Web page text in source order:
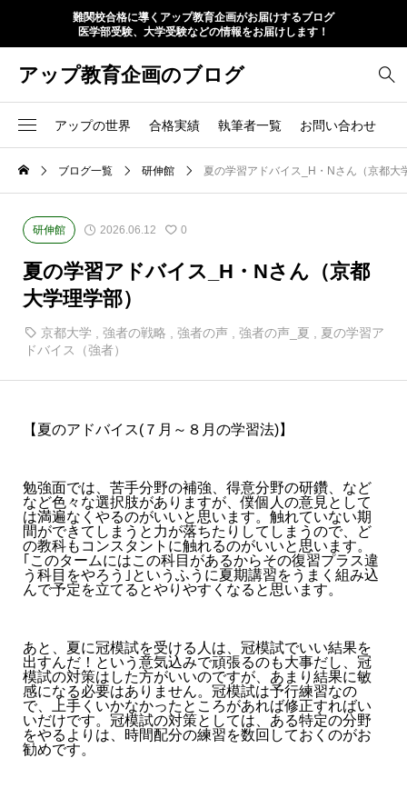
難関校合格に導くアップ教育企画がお届けするブログ
医学部受験、大学受験などの情報をお届けします！
アップ教育企画のブログ
アップの世界 合格実績 執筆者一覧 お問い合わせ
ブログ一覧 研伸館 夏の学習アドバイス_H・Nさん（京都大
研伸館 2026.06.12 0
夏の学習アドバイス_H・Nさん（京都
大学理学部）
京都大学 強者の戦略 強者の声 強者の声_夏
夏の学習ア
ドバイス（強者）
【夏のアドバイス(７月～８月の学習法)】
勉強面では、苦手分野の補強、得意分野の研鑽、など
など色々な選択肢がありますが、僕個人の意見として
は満遍なくやるのがいいと思います。触れていない期
間ができてしまうと力が落ちたりしてしまうので、ど
の教科もコンスタントに触れるのがいいと思います。
｢このタームにはこの科目があるからその復習プラス違
う科目をやろう｣というふうに夏期講習をうまく組み込
んで予定を立てるとやりやすくなると思います。
あと、夏に冠模試を受ける人は、冠模試でいい結果を
出すんだ！という意気込みで頑張るのも大事だし、冠
模試の対策はした方がいいのですが、あまり結果に敏
感になる必要はありません。冠模試は予行練習なの
で、上手くいかなかったところがあれば修正すればい
いだけです。冠模試の対策としては、ある特定の分野
をやるよりは、時間配分の練習を数回しておくのがお
勧めです。